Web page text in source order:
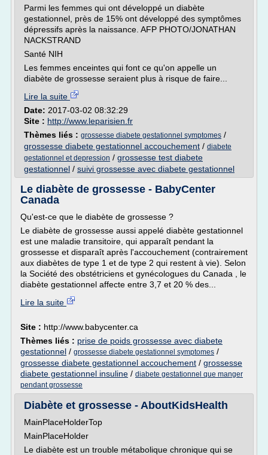
Parmi les femmes qui ont développé un diabète
gestationnel, près de 15% ont développé des symptômes
dépressifs après la naissance. AFP PHOTO/JONATHAN
NACKSTRAND
Santé NIH
Les femmes enceintes qui font ce qu'on appelle un
diabète de grossesse seraient plus à risque de faire...
Lire la suite
Date: 2017-03-02 08:32:29
Site : http://www.leparisien.fr
Thèmes liés : grossesse diabete gestationnel symptomes /
grossesse diabete gestationnel accouchement / diabete
gestationnel et depression / grossesse test diabete
gestationnel / suivi grossesse avec diabete gestationnel
Le diabète de grossesse - BabyCenter
Canada
Qu'est-ce que le diabète de grossesse ?
Le diabète de grossesse aussi appelé diabète gestationnel
est une maladie transitoire, qui apparaît pendant la
grossesse et disparaît après l'accouchement (contrairement
aux diabètes de type 1 et de type 2 qui restent à vie). Selon
la Société des obstétriciens et gynécologues du Canada , le
diabète gestationnel affecte entre 3,7 et 20 % des...
Lire la suite
Site : http://www.babycenter.ca
Thèmes liés : prise de poids grossesse avec diabete
gestationnel / grossesse diabete gestationnel symptomes /
grossesse diabete gestationnel accouchement / grossesse
diabete gestationnel insuline / diabete gestationnel que manger
pendant grossesse
Diabète et grossesse - AboutKidsHealth
MainPlaceHolderTop
MainPlaceHolder
Le diabète est un trouble métabolique chronique qui se